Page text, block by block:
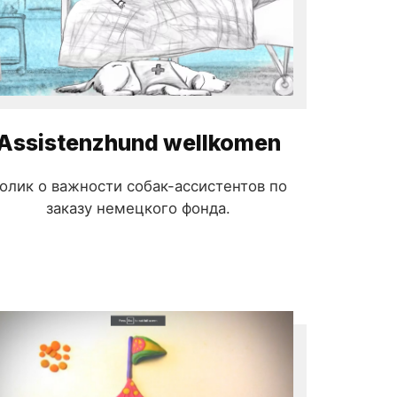
wellkomen
о важности собак-ассистентов по
заказу немецкого фонда.